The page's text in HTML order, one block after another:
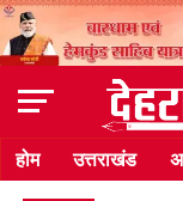
होम उत्तराखंड